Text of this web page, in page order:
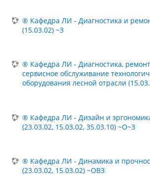
® Кафедра ЛИ - Диагностика и
(15.03.02) ~З
® Кафедра ЛИ - Диагностика,
сервисное обслуживание
оборудования лесной отрасли
® Кафедра ЛИ - Дизайн и
(23.03.02, 15.03.02, 35.03.10) ~О~З
® Кафедра ЛИ - Динамика и
(23.03.02, 15.03.02) ~ОВЗ